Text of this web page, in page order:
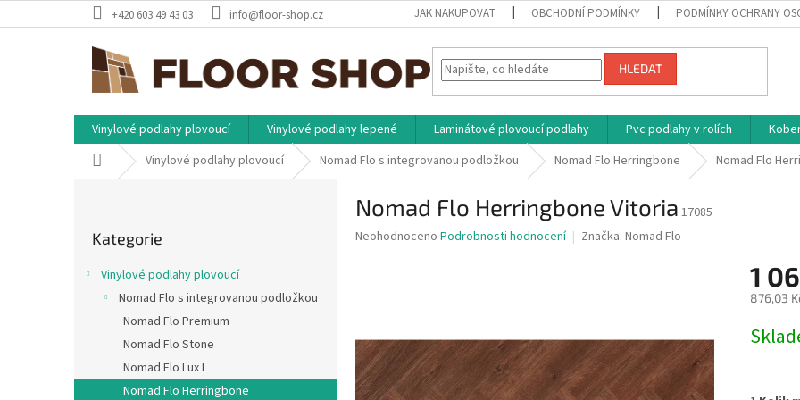
na
+420 603 49 43 03 info@floor-shop.cz JAK NAKUPOVAT OBCHODNÍ PODMÍNKY PODMÍNKY OCHRANY
HLEDAT
Vinylové podlahy plovoucí Vinylové podlahy lepené Laminátové plovoucí podlahy Pvc podlahy v rolích
Domů Vinylové podlahy plovoucí Nomad Flo s integrovanou podložkou Nomad Flo Herringbone Nomad Flo
a
kategorie
Kategorie
Vinylové podlahy plovoucí
Nomad Flo s integrovanou podložkou
Nomad Flo Premium
Nomad Flo Stone
Nomad Flo Lux L
Nomad Flo Herringbone
Nomad Flo Herringbone Vitoria 17085
Průměrné
5
hvězdiček.
Neohodnoceno Podrobnosti hodnocení Značka: Nomad Flo
1
876,03
cena: